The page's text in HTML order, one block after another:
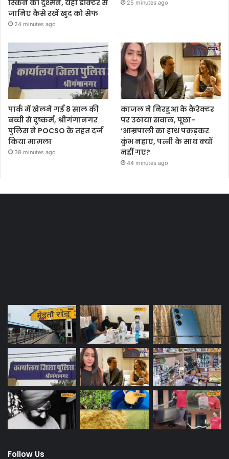
स्किन की दुश्मन, यहां डॉक्टर से
जानिए कैसे रखें खुद को सेफ
24 minutes ago
25 minutes ago
पार्क में खेलने गई 8 साल की
बच्ची से दुष्कर्म, श्रीगंगानगर
पुलिस ने POCSO के तहत दर्ज
किया मामला
38 minutes ago
काजल ने निरहुआ के कैरेक्टर
पर उठाया सवाल, पूछा-
‘आम्रपाली का हाथ पकड़कर
कुंभ नहाए, पत्नी के साथ क्यों
नहीं गए?
44 minutes ago
Follow Us